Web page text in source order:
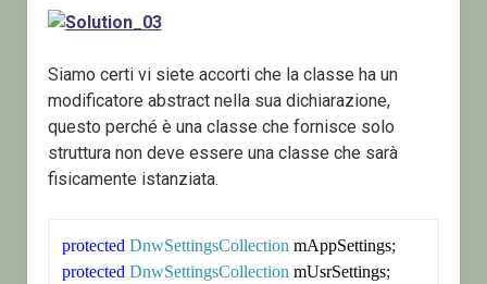
Siamo certi vi siete accorti che la classe ha un
modificatore abstract nella sua dichiarazione,
questo perché è una classe che fornisce solo
struttura non deve essere una classe che sarà
fisicamente istanziata.
protected DnwSettingsCollection
mAppSettings;
protected DnwSettingsCollection mUsrSettings;